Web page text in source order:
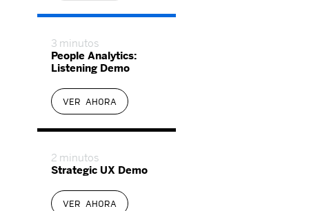
3 minutos
People Analytics:
Listening Demo
VER AHORA
2 minutos
Strategic UX Demo
VER AHORA